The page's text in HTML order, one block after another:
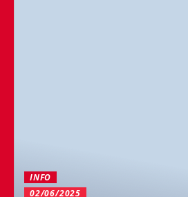
INFO
02/06/2025